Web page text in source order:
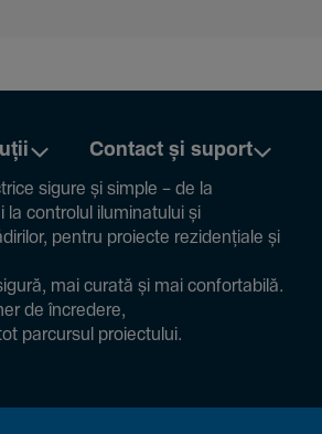
Contact și suport
sigure și simple – de la
la controlul ilumi­na­tului și
pentru proiecte rezi­den­țiale și
mai curată și mai confor­ta­bilă.
de încre­dere,
parcursul proiec­tului.